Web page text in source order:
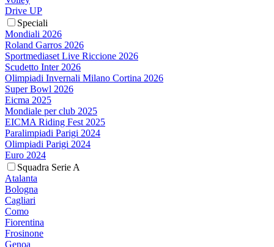
Drive UP
Speciali
Mondiali 2026
Roland Garros 2026
Sportmediaset Live Riccione 2026
Scudetto Inter 2026
Olimpiadi Invernali Milano Cortina 2026
Super Bowl 2026
Eicma 2025
Mondiale per club 2025
EICMA Riding Fest 2025
Paralimpiadi Parigi 2024
Olimpiadi Parigi 2024
Euro 2024
Squadra Serie A
Atalanta
Bologna
Cagliari
Como
Fiorentina
Frosinone
Genoa